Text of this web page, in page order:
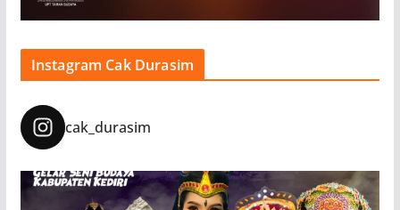
Instagram Cak Durasim
cak_durasim